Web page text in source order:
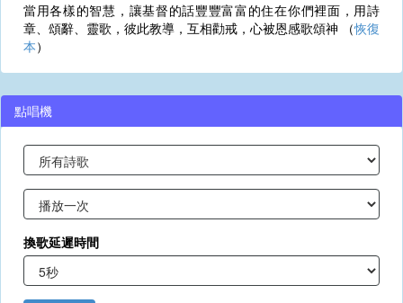
當用各樣的智慧，讓基督的話豐豐富富的住在你們裡面，用詩
章、頌辭、靈歌，彼此教導，互相勸戒，心被恩感歌頌神 （恢復
本）
點唱機
換歌延遲時間